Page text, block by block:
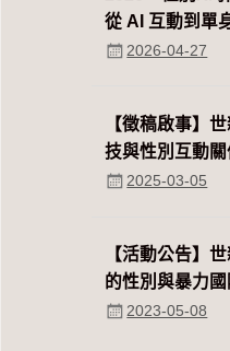
從 AI 互動到單
2026-04-27
【徵稿啟事】
技與性別互動
2025-03-05
【活動公告】
的性別與暴力國
2023-05-08